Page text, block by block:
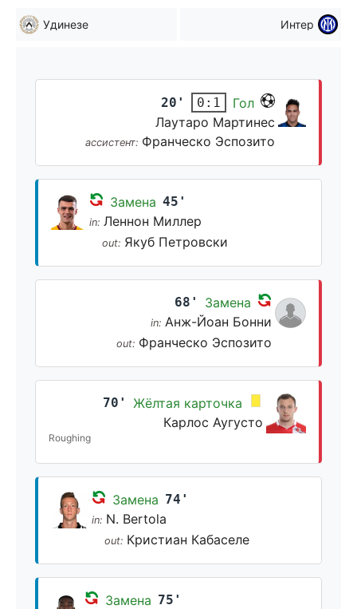
Удинезе Интер
20' 0:1
Гол
Лаутаро Мартинес
ассистент: Франческо Эспозито
Замена 45'
in: Леннон Миллер
out: Якуб Петровски
68' Замена
in: Анж-Йоан Бонни
out: Франческо Эспозито
70'
Жёлтая карточка
Карлос Аугусто
Roughing
Замена 74'
in: N. Bertola
out: Кристиан Кабаселе
Замена 75'